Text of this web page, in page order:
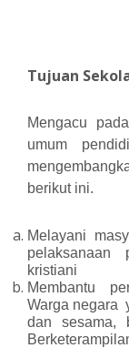
Tujuan
Mengacu
umum
berikut ini.
Melayani
pelaksanaan
Membantu
Warga negara
dan sesama,